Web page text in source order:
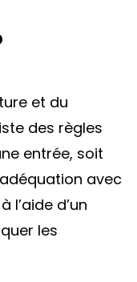
et du
des règles
entrée, soit
avec
l’aide d’un
les